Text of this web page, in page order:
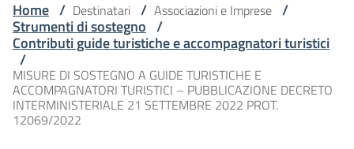
Home / Destinatari / Associazioni e Imprese /
Strumenti di sostegno /
Contributi guide turistiche e accompagnatori turistici
/
MISURE DI SOSTEGNO A GUIDE TURISTICHE E
ACCOMPAGNATORI TURISTICI – PUBBLICAZIONE DECRETO
INTERMINISTERIALE 21 SETTEMBRE 2022 PROT.
12069/2022